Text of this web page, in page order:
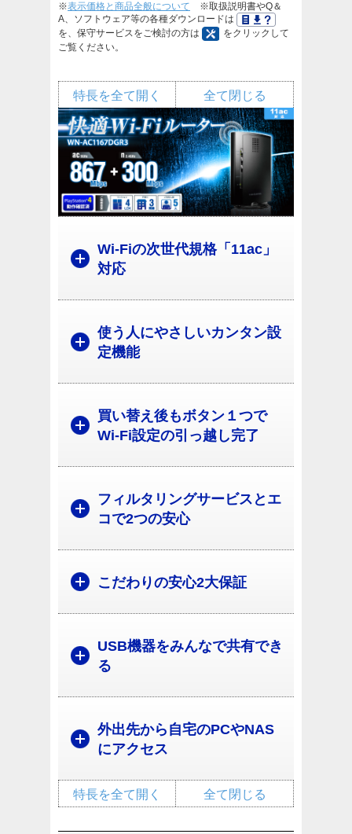
※表示価格と商品全般について ※取扱説明書やQ＆
A、ソフトウェア等の各種ダウンロードは
を、保守サービスをご検討の方は
をクリックして
ご覧ください。
全て閉じる
特長を全て開く
Wi-Fiの次世代規格「11ac」
対応
使う人にやさしいカンタン設
定機能
買い替え後もボタン１つで
Wi-Fi設定の引っ越し完了
フィルタリングサービスとエ
コで2つの安心
こだわりの安心2大保証
USB機器をみんなで共有でき
る
外出先から自宅のPCやNAS
にアクセス
全て閉じる
特長を全て開く